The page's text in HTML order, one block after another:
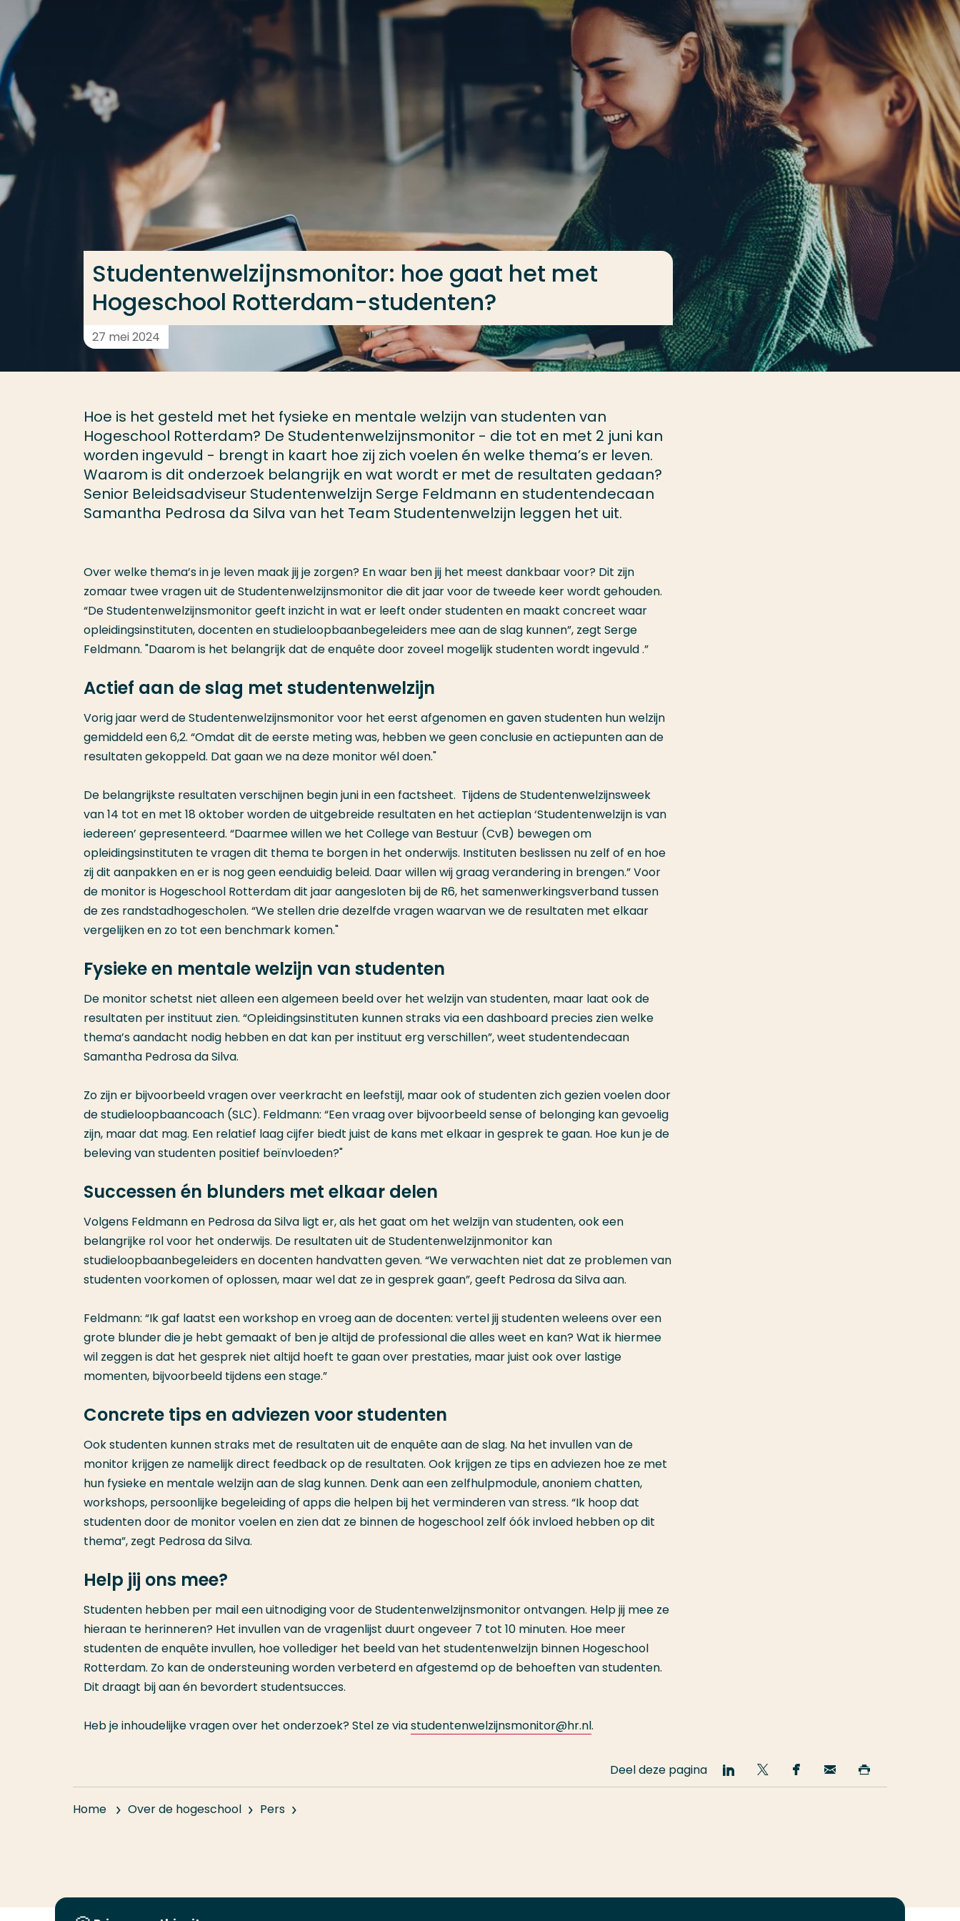
Ga direct naar de content
Studentenwelzijnsmonitor: hoe gaat het met
Hogeschool Rotterdam-studenten?
27 mei 2024
Hoe is het gesteld met het fysieke en mentale welzijn van studenten van
Hogeschool Rotterdam? De Studentenwelzijnsmonitor - die tot en met 2 juni kan
worden ingevuld - brengt in kaart hoe zij zich voelen én welke thema’s er leven.
Waarom is dit onderzoek belangrijk en wat wordt er met de resultaten gedaan?
Senior Beleidsadviseur Studentenwelzijn Serge Feldmann en studentendecaan
Samantha Pedrosa da Silva van het Team Studentenwelzijn leggen het uit.
Over welke thema’s in je leven maak jij je zorgen? En waar ben jij het meest dankbaar voor? Dit zijn
zomaar twee vragen uit de Studentenwelzijnsmonitor die dit jaar voor de tweede keer wordt gehouden.
“De Studentenwelzijnsmonitor geeft inzicht in wat er leeft onder studenten en maakt concreet waar
opleidingsinstituten, docenten en studieloopbaanbegeleiders mee aan de slag kunnen”, zegt Serge
Feldmann. "Daarom is het belangrijk dat de enquête door zoveel mogelijk studenten wordt ingevuld .”
Actief aan de slag met studentenwelzijn
Vorig jaar werd de Studentenwelzijnsmonitor voor het eerst afgenomen en gaven studenten hun welzijn
gemiddeld een 6,2. “Omdat dit de eerste meting was, hebben we geen conclusie en actiepunten aan de
resultaten gekoppeld. Dat gaan we na deze monitor wél doen."
De belangrijkste resultaten verschijnen begin juni in een factsheet. Tijdens de Studentenwelzijnsweek
van 14 tot en met 18 oktober worden de uitgebreide resultaten en het actieplan ‘Studentenwelzijn is van
iedereen’ gepresenteerd. “Daarmee willen we het College van Bestuur (CvB) bewegen om
opleidingsinstituten te vragen dit thema te borgen in het onderwijs. Instituten beslissen nu zelf of en hoe
zij dit aanpakken en er is nog geen eenduidig beleid. Daar willen wij graag verandering in brengen.” Voor
de monitor is Hogeschool Rotterdam dit jaar aangesloten bij de R6, het samenwerkingsverband tussen
de zes randstadhogescholen. “We stellen drie dezelfde vragen waarvan we de resultaten met elkaar
vergelijken en zo tot een benchmark komen."
Fysieke en mentale welzijn van studenten
De monitor schetst niet alleen een algemeen beeld over het welzijn van studenten, maar laat ook de
resultaten per instituut zien. “Opleidingsinstituten kunnen straks via een dashboard precies zien welke
thema’s aandacht nodig hebben en dat kan per instituut erg verschillen”, weet studentendecaan
Samantha Pedrosa da Silva.
Zo zijn er bijvoorbeeld vragen over veerkracht en leefstijl, maar ook of studenten zich gezien voelen door
de studieloopbaancoach (SLC). Feldmann: “Een vraag over bijvoorbeeld sense of belonging kan gevoelig
zijn, maar dat mag. Een relatief laag cijfer biedt juist de kans met elkaar in gesprek te gaan. Hoe kun je de
beleving van studenten positief beïnvloeden?"
Successen én blunders met elkaar delen
Volgens Feldmann en Pedrosa da Silva ligt er, als het gaat om het welzijn van studenten, ook een
belangrijke rol voor het onderwijs. De resultaten uit de Studentenwelzijnmonitor kan
studieloopbaanbegeleiders en docenten handvatten geven. “We verwachten niet dat ze problemen van
studenten voorkomen of oplossen, maar wel dat ze in gesprek gaan”, geeft Pedrosa da Silva aan.
Feldmann: “Ik gaf laatst een workshop en vroeg aan de docenten: vertel jij studenten weleens over een
grote blunder die je hebt gemaakt of ben je altijd de professional die alles weet en kan? Wat ik hiermee
wil zeggen is dat het gesprek niet altijd hoeft te gaan over prestaties, maar juist ook over lastige
momenten, bijvoorbeeld tijdens een stage.”
Concrete tips en adviezen voor studenten
Ook studenten kunnen straks met de resultaten uit de enquête aan de slag. Na het invullen van de
monitor krijgen ze namelijk direct feedback op de resultaten. Ook krijgen ze tips en adviezen hoe ze met
hun fysieke en mentale welzijn aan de slag kunnen. Denk aan een zelfhulpmodule, anoniem chatten,
workshops, persoonlijke begeleiding of apps die helpen bij het verminderen van stress. “Ik hoop dat
studenten door de monitor voelen en zien dat ze binnen de hogeschool zelf óók invloed hebben op dit
thema”, zegt Pedrosa da Silva.
Help jij ons mee?
Studenten hebben per mail een uitnodiging voor de Studentenwelzijnsmonitor ontvangen. Help jij mee ze
hieraan te herinneren? Het invullen van de vragenlijst duurt ongeveer 7 tot 10 minuten. Hoe meer
studenten de enquête invullen, hoe vollediger het beeld van het studentenwelzijn binnen Hogeschool
Rotterdam. Zo kan de ondersteuning worden verbeterd en afgestemd op de behoeften van studenten.
Dit draagt bij aan én bevordert studentsucces.
Heb je inhoudelijke vragen over het onderzoek? Stel ze viastudentenwelzijnsmonitor@hr.nl.
Home Over de hogeschool Pers
Deel deze pagina
Deel
op
Deel
op
Deel
op
Email
deze deze
Veel gezocht
Contact